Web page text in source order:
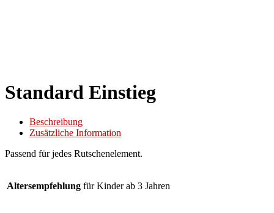
Standard Einstieg
Beschreibung
Zusätzliche Information
Passend für jedes Rutschenelement.
Altersempfehlung für Kinder ab 3 Jahren